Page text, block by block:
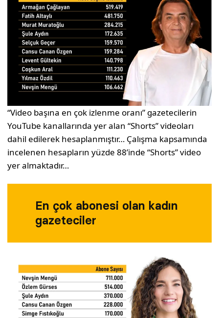
“Video başına en çok izlenme oranı” gazetecilerin
YouTube kanallarında yer alan “Shorts” videoları
dahil edilerek hesaplanmıştır… Çalışma kapsamında
incelenen hesapların yüzde 88’inde “Shorts” video
yer almaktadır…
En çok abonesi olan kadın
gazeteciler